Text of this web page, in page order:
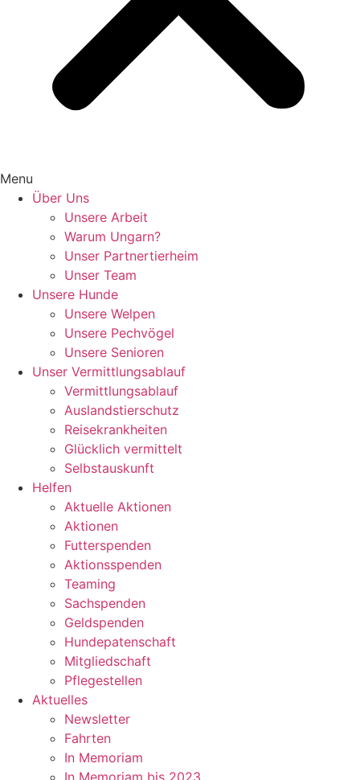
Menu
Über Uns
Unsere Arbeit
Warum Ungarn?
Unser Partnertierheim
Unser Team
Unsere Hunde
Unsere Welpen
Unsere Pechvögel
Unsere Senioren
Unser Vermittlungsablauf
Vermittlungsablauf
Auslandstierschutz
Reisekrankheiten
Glücklich vermittelt
Selbstauskunft
Helfen
Aktuelle Aktionen
Aktionen
Futterspenden
Aktionsspenden
Teaming
Sachspenden
Geldspenden
Hundepatenschaft
Mitgliedschaft
Pflegestellen
Aktuelles
Newsletter
Fahrten
In Memoriam